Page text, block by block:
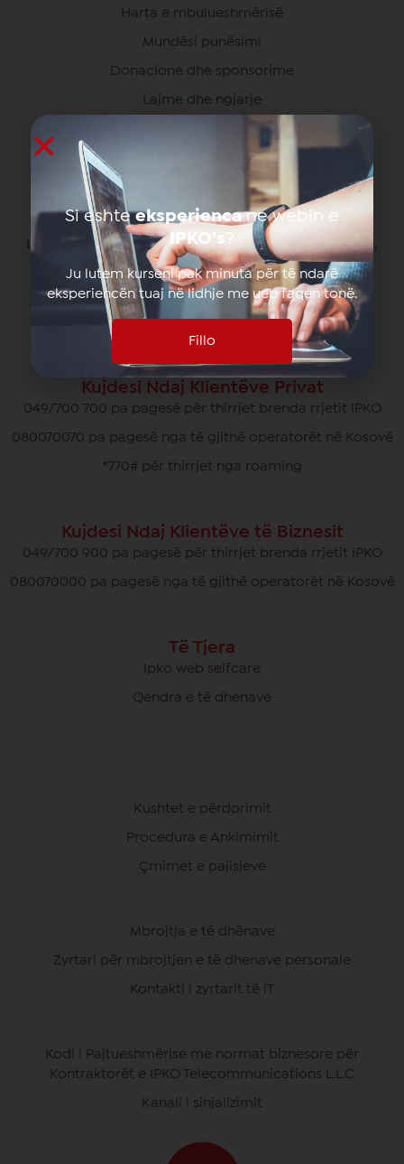
Harta e mbulueshmërisë
Mundësi punësimi
Donacione dhe sponsorime
Lajme dhe ngjarje
Programi i partneritetit
Zyra Qendrore
Lagjja Ulpiana Rr. "Zija Shemsiu" nr. 3410000 Prishtinë,
Kosovë
049/700 700
info@ipko.com
Kujdesi Ndaj Klientëve Privat
049/700 700 pa pagesë për thirrjet brenda rrjetit IPKO
080070070 pa pagesë nga të gjithë operatorët në Kosovë
*770# për thirrjet nga roaming
Kujdesi Ndaj Klientëve të Biznesit
049/700 900 pa pagesë për thirrjet brenda rrjetit IPKO
080070000 pa pagesë nga të gjithë operatorët në Kosovë
Të Tjera
Ipko web selfcare
Qendra e të dhenave
Kushtet e përdorimit
Procedura e Ankimimit
Çmimet e pajisjeve
Mbrojtja e të dhënave
Zyrtari për mbrojtjen e të dhenave personale
Kontakti i zyrtarit të IT
Kodi i Pajtueshmërise me normat biznesore për
Kontraktorët e IPKO Telecommunications L.L.C
Kanali i sinjalizimit
Si eshteeksperiencane webin e
IPKO’s?
Ju lutem kurseni pak minuta për të ndarë
eksperiencën tuaj në lidhje me ueb faqen tonë.
Fillo